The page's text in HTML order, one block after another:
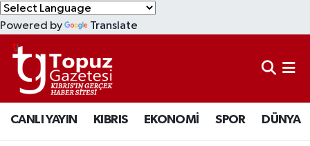
Powered by Translate
CANLI YAYIN KIBRIS EKONOMİ SPOR DÜNYA
KIBRIS
DÜNYA
EKONOMİ
Lefkoşa Nöbetçi Eczaneler
Lefkoşa Hava Durumu
Lefkoşa Trafik Yoğunluk Haritası